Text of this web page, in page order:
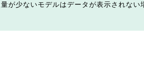
が少ないモデルはデータが表示されない